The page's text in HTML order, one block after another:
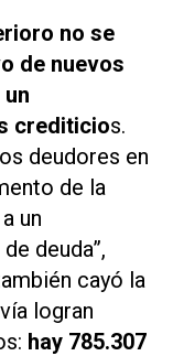
no se
de nuevos
crediticios.
deudores en
de la
un
deuda”,
cayó la
logran
hay 785.307